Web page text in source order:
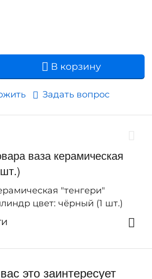
В корзину
Задать вопрос
ваза керамическая
"тенгери"
цвет: чёрный (1 шт.)
это заинтересует